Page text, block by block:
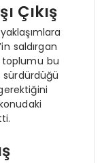
Çıkış
saldırgan
toplumu bu
sürdürdüğü